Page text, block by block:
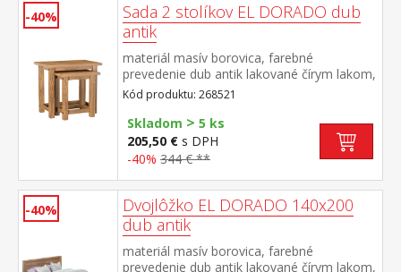
-40%
Sada 2 stolíkov EL DORADO dub
antik
materiál masív borovica, farebné
prevedenie dub antik lakované čírym lakom,
vlis drevenej štruktúry rozmer menšieho
stolíka (š/h/v) 46 × 36 × 50 cm súčasť
zostavy EL DORADO
Kód produktu: 268521
Skladom > 5 ks
205,50 € s DPH
-40% 344 € **
-40%
Dvojlôžko EL DORADO 140x200
dub antik
materiál masív borovica, farebné
prevedenie dub antik lakované čírym lakom,